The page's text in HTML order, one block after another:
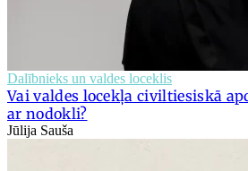
Dalībnieks un valdes loceklis
Vai valdes locekļa civiltiesiskā
ar nodokli?
Jūlija Sauša